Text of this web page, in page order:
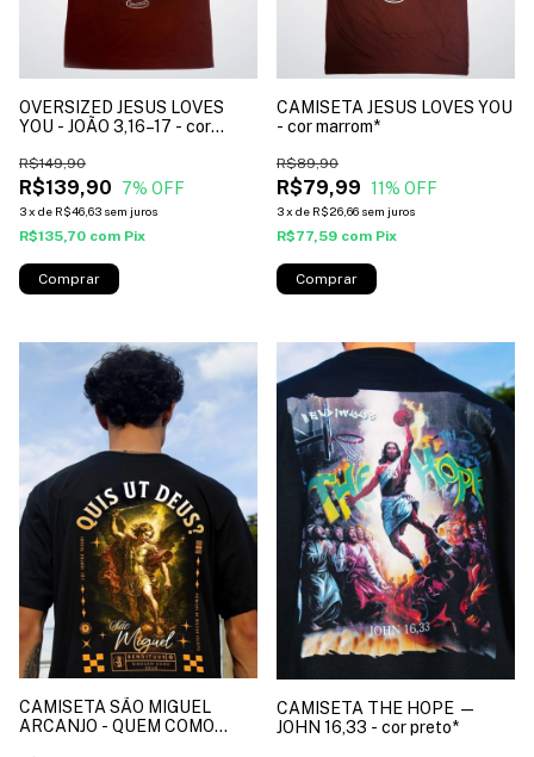
OVERSIZED JESUS LOVES
YOU - JOÃO 3,16–17 - cor
R$139,90
R$149,90
7% OFF
3x de R$46,63 sem juros
R$135,70 com Pix
Comprar
CAMISETA JESUS LOVES YOU
- cor marrom*
R$79,99
R$89,90
11% OFF
3x de R$26,66 sem juros
R$77,59 com Pix
Comprar
CAMISETA SÃO MIGUEL
ARCANJO - QUEM COMO
CAMISETA THE HOPE —
JOHN 16,33 - cor preto*